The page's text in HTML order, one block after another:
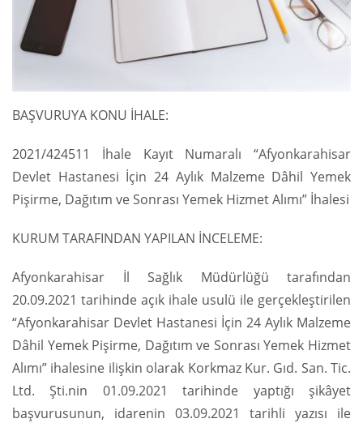
BAŞVURUYA KONU İHALE:
2021/424511 İhale Kayıt Numaralı “Afyonkarahisar
Devlet Hastanesi İçin 24 Aylık Malzeme Dâhil Yemek
Pişirme, Dağıtım ve Sonrası Yemek Hizmet Alımı” İhalesi
KURUM TARAFINDAN YAPILAN İNCELEME:
Afyonkarahisar İl Sağlık Müdürlüğü tarafından
20.09.2021 tarihinde açık ihale usulü ile gerçekleştirilen
“Afyonkarahisar Devlet Hastanesi İçin 24 Aylık Malzeme
Dâhil Yemek Pişirme, Dağıtım ve Sonrası Yemek Hizmet
Alımı” ihalesine ilişkin olarak Korkmaz Kur. Gıd. San. Tic.
Ltd. Şti.nin 01.09.2021 tarihinde yaptığı şikâyet
başvurusunun, idarenin 03.09.2021 tarihli yazısı ile